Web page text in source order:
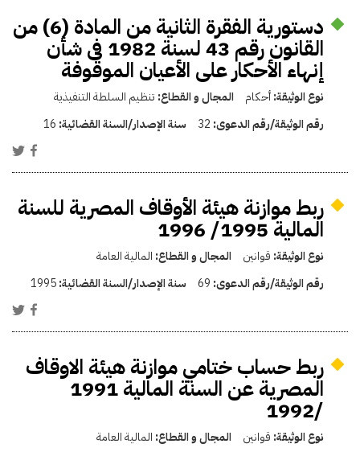
دستورية الفقرة الثانية من المادة (6) من
القانون رقم 43 لسنة 1982 فى شأن
إنهاء الأحكار على الأعيان الموقوفة
نوع الوثيقة:أحكام المجال و القطاع: تنظيم السلطة التنفيذية
رقم الوثيقة/رقم الدعوى: 32 سنة الإصدار/السنة القضائية: 16
ربط موازنة هيئة الأوقاف المصرية للسنة
المالية 1995/ 1996
نوع الوثيقة: قوانين المجال و القطاع: المالية العامة
رقم الوثيقة/رقم الدعوى: 69 سنة الإصدار/السنة القضائية:1995
ربط حساب ختامي موازنة هيئة الاوقاف
المصرية عن السنة المالية 1991
/1992
نوع الوثيقة: قوانين المجال و القطاع: المالية العامة